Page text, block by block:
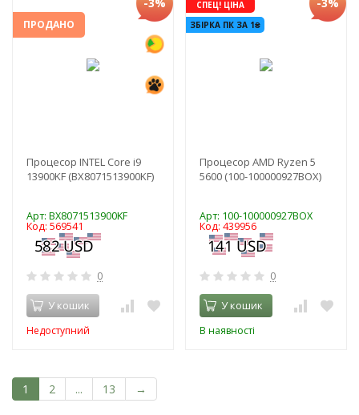
ПРОДАНО
Процесор INTEL Core i9
13900KF (BX8071513900KF)
Арт: BX8071513900KF
Код: 569541
0
У кошик
Недоступний
СПЕЦ! ЦІНА
ЗБІРКА ПК ЗА 1₴
Процесор AMD Ryzen 5
5600 (100-100000927BOX)
Арт: 100-100000927BOX
Код: 439956
0
У кошик
В наявності
1 2 ... 13 →